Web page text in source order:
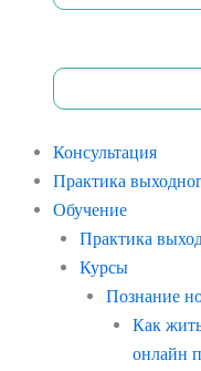
Консультация
Практика
Обучение
Практика
Курсы
Познание
Как
онлайн